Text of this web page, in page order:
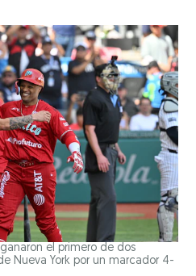
el primero de dos
Nueva York por un marcador 4-